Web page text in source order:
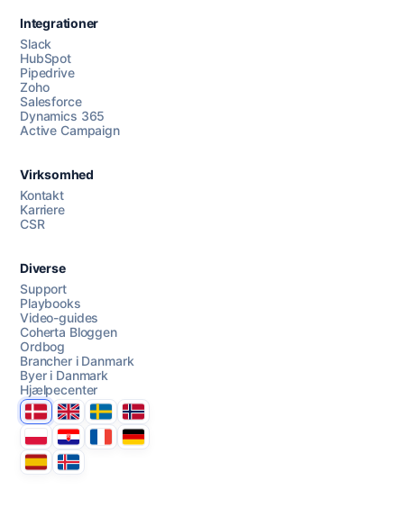
Chat med os
AI Campaign Assist
Integrationer
Slack
HubSpot
Pipedrive
Zoho
Salesforce
Dynamics 365
Active Campaign
Virksomhed
Kontakt
Karriere
CSR
Diverse
Support
Playbooks
Video-guides
Coherta Bloggen
Ordbog
Brancher i Danmark
Byer i Danmark
Hjælpecenter
DanmarkUnited Kingdom
SverigeNorge
PolskaHrvatskaFranceDeutschland
EspanaÍsland